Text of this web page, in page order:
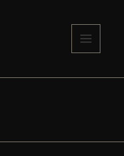
WIDGETS